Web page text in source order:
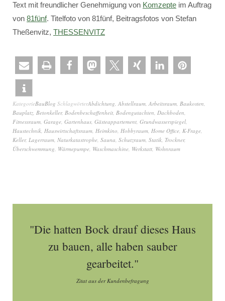
Text mit freundlicher Genehmigung von Komzepte im Auftrag
von 81fünf. Titelfoto von 81fünf, Beitragsfotos von Stefan
Theßenvitz, THESSENVITZ
KategorieBauBlog SchlagwörterAbdichtung, Abstellraum, Arbeitsraum, Baukosten,
Bauplatz, Betonkeller, Bodenbeschaffenheit, Bodengutachten, Dachboden,
Fitnessraum, Garage, Gartenhaus, Gästeappartement, Grundwasserspiegel,
Haustechnik, Hauswirtschaftsraum, Heimkino, Hobbyraum, Home Office, K-Frage,
Keller, Lagerraum, Naturkatastrophe, Sauna, Schutzraum, Statik, Trockner,
Überschwemmung, Wärmepumpe, Waschmaschine, Werkstatt, Wohnraum
"Die hatten Bock drauf dieses Haus
zu bauen, alle haben sauber
gearbeitet."
Zitat aus der Kundenbefragung